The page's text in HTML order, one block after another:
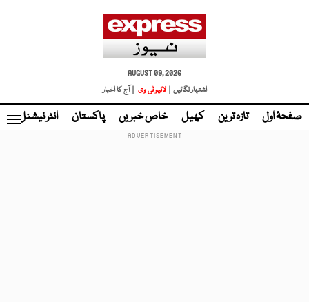
AUGUST 09, 2026
اشتہار لگائیں |
لائیو ٹی وی | آج کا اخبار
صفحۂ اول تازہ ترین کھیل خاص خبریں پاکستان انٹر نیشنل